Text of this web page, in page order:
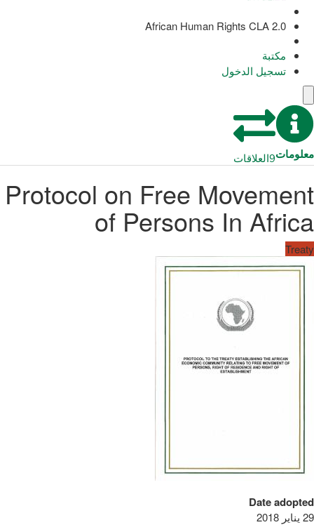
African Human Rights CLA 2.0
مكتبة
تسجيل الدخول
معلومات9العلاقات
Protocol on Free Movement
of Persons In Africa
Treaty
Date adopted
29 يناير 2018